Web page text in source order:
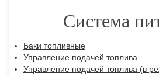
Система
Баки топливные
Управление подачей топлива
Управление подачей топлива (в